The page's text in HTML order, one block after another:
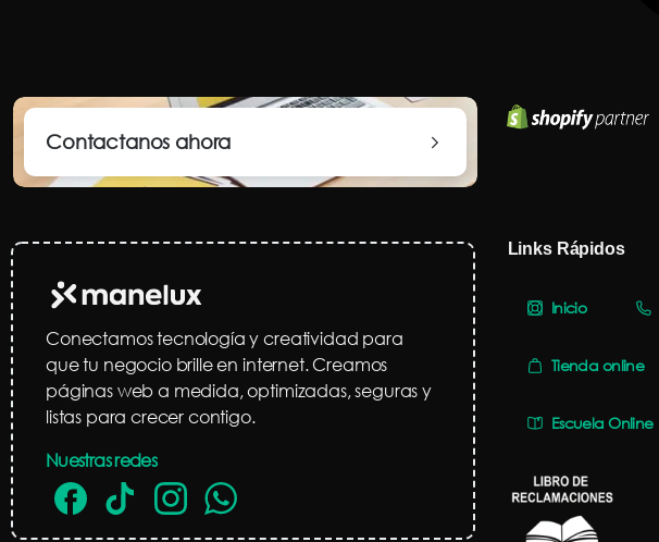
Contactanos ahora
Conectamos tecnología y creatividad para
que tu negocio brille en internet. Creamos
páginas web a medida, optimizadas, seguras y
listas para crecer contigo.
Nuestras redes
Links Rápidos
Inicio
Tienda online
Escuela Online